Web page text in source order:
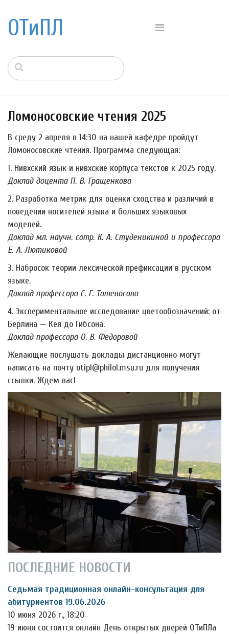
ОТиПЛ
Ломоносовские чтения 2025
В среду 2 апреля в 14:30 на нашей кафедре пройдут
Ломоносовские чтения. Программа следующая:
1. Нивхский язык и нивхские корпуса текстов к 2025 году.
Доклад доцента П. В. Гращенкова
2. Разработка метрик для оценки сходства и различий в
поведении носителей языка и больших языковых
моделей.
Доклад мл. научн. сотр. К. А. Студеникиной и профессора
Е. А. Лютиковой
3. Набросок теории лексической префиксации в русском
языке.
Доклад профессора С. Г. Татевосова
4. Экспериментальное исследование цветообозначений: от
Берлина — Кея до Гибсона.
Доклад профессора О. В. Федоровой
Желающие послушать доклады дистанционно могут
написать на почту otipl@philol.msu.ru для получения
ссылки. Ждем вас!
ПОСЛЕДНИЕ НОВОСТИ
Седьмая традиционная онлайн-консультация для
абитуриентов 19.06.2026
10 июня 2026 г., 18:20
19 июня состоится онлайн День открытых дверей ОТиПЛа